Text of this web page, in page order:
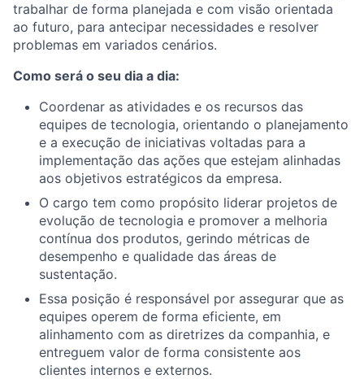
trabalhar de forma planejada e com visão orientada
ao futuro, para antecipar necessidades e resolver
problemas em variados cenários.
Como será o seu dia a dia:
Coordenar as atividades e os recursos das
equipes de tecnologia, orientando o planejamento
e a execução de iniciativas voltadas para a
implementação das ações que estejam alinhadas
aos objetivos estratégicos da empresa.
O cargo tem como propósito liderar projetos de
evolução de tecnologia e promover a melhoria
contínua dos produtos, gerindo métricas de
desempenho e qualidade das áreas de
sustentação.
Essa posição é responsável por assegurar que as
equipes operem de forma eficiente, em
alinhamento com as diretrizes da companhia, e
entreguem valor de forma consistente aos
clientes internos e externos.